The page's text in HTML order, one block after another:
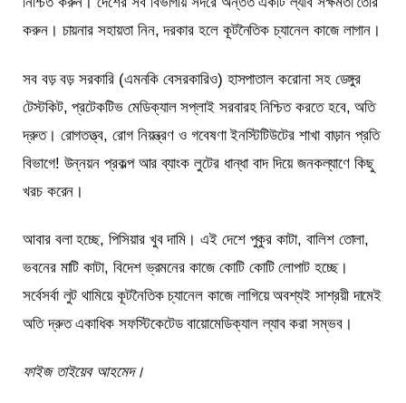
করুন। চায়নার সহায়তা নিন, দরকার হলে কূটনৈতিক চ্যানেল কাজে লাগান।
সব বড় বড় সরকারি (এমনকি বেসরকারিও) হাসপাতাল করোনা সহ ডেঙ্গুর
টেস্টকিট, প্রটেকটিভ মেডিক্যাল সপ্লাই সরবারহ নিশ্চিত করতে হবে, অতি
দ্রুত। রোগতত্ত্ব, রোগ নিয়ন্ত্রণ ও গবেষণা ইনস্টিটিউটের শাখা বাড়ান প্রতি
বিভাগে! উন্নয়ন প্রকল্প আর ব্যাংক লুটের ধান্ধা বাদ দিয়ে জনকল্যাণে কিছু
খরচ করেন।
আবার বলা হচ্ছে, পিসিয়ার খুব দামি। এই দেশে পুকুর কাটা, বালিশ তোলা,
ভবনের মাটি কাটা, বিদেশ ভ্রমনের কাজে কোটি কোটি লোপাট হচ্ছে।
সর্বেসর্বা লুট থামিয়ে কূটনৈতিক চ্যানেল কাজে লাগিয়ে অবশ্যই সাশ্রয়ী দামেই
অতি দ্রুত একাধিক সফস্টিকেটেড বায়োমেডিক্যাল ল্যাব করা সম্ভব।
ফাইজ তাইয়েব আহমেদ।